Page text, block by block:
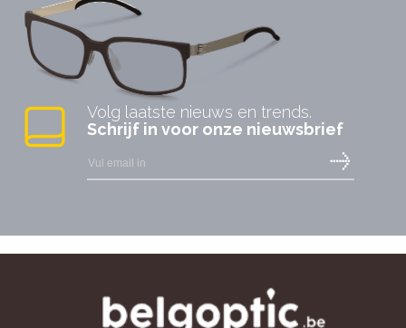
Volg laatste nieuws en trends.
Schrijf in voor onze nieuwsbrief